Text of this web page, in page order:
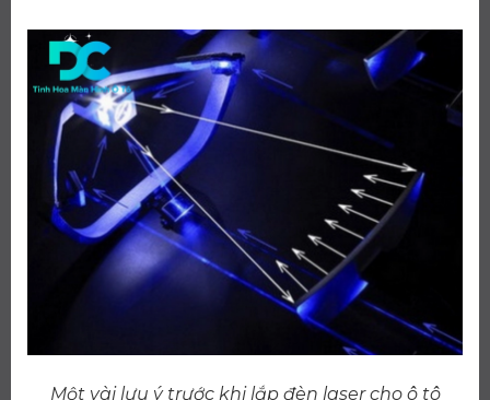
Một vài lưu ý trước khi lắp đèn laser cho ô tô